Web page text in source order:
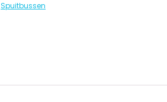
Spuitbussen